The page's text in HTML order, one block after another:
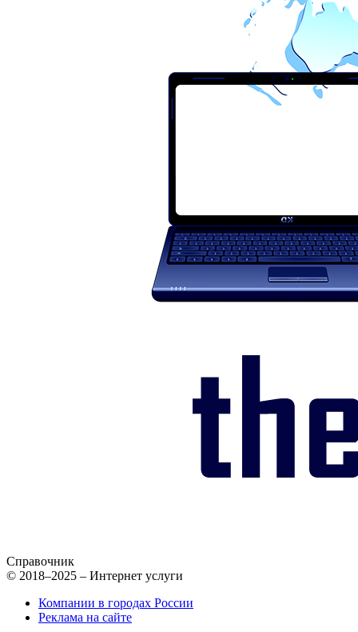
Справочник
© 2018–2025 – Интернет услуги
Компании в городах России
Реклама на сайте